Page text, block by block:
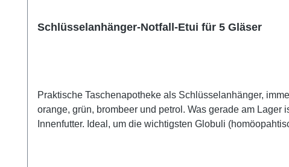
Schlüsselanhänger-Notfall-Etui für 5 Gläser
Praktische Taschenapotheke als Schlüsselanhänger,
orange, grün, brombeer und petrol. Was gerade am Lager ist, sehen Sie in der möglichen
Innenfutter. Ideal, um die wichtigsten Globuli